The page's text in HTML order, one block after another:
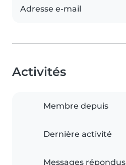
Adresse e-mail
Activités
Membre depuis
Dernière activité
Messages répondus